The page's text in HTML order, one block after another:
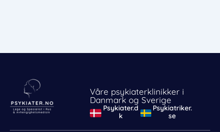
Våre psykiaterklinikker i
Danmark og Sverige
Psykiater.d
k
Psykiatriker.
se